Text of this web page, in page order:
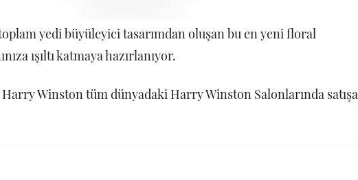
yedi büyüleyici tasarımdan oluşan bu en yeni floral
ışıltı katmaya hazırlanıyor.
Winston tüm dünyadaki Harry Winston Salonlarında satışa